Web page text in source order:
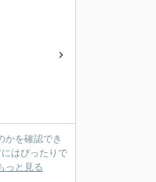
かを確認でき
はぴったりで
っと見る